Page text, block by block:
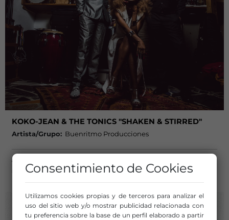
KOKO-JEAN & THE TONICS "SHAKEN & STIRRED"
Artista/Grupo: Buenritmo Producciones
Cuaderno de Espectáculos Recomendados de Música Nº28
mayo 2023
Consentimiento de Cookies
Utilizamos cookies propias y de terceros para analizar el
uso del sitio web y/o mostrar publicidad relacionada con
tu preferencia sobre la base de un perfil elaborado a partir